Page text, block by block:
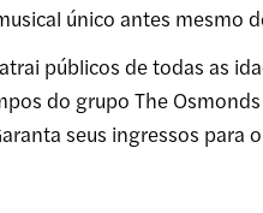
único antes mesmo
públicos de todas as
do grupo The
seus ingressos para